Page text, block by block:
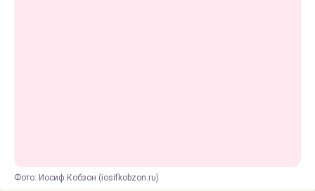
Фото: Иосиф Кобзон (iosifkobzon.ru)